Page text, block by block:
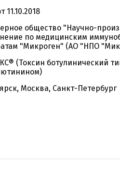
11.10.2018
общество "Научно-
по медицинским
"Микроген" (АО "НПО
(Токсин ботулинический
Москва, Санкт-Петербург